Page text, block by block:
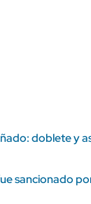
doblete y
sancionado